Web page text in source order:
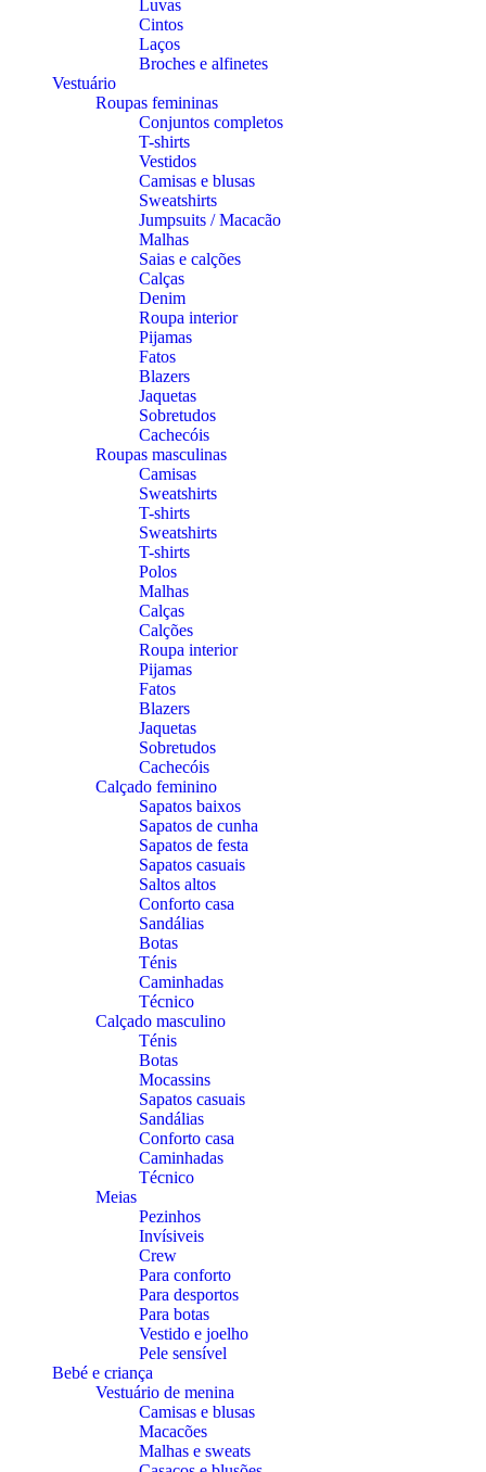
Luvas
Cintos
Laços
Broches e alfinetes
Vestuário
Roupas femininas
Conjuntos completos
T-shirts
Vestidos
Camisas e blusas
Sweatshirts
Jumpsuits / Macacão
Malhas
Saias e calções
Calças
Denim
Roupa interior
Pijamas
Fatos
Blazers
Jaquetas
Sobretudos
Cachecóis
Roupas masculinas
Camisas
Sweatshirts
T-shirts
Sweatshirts
T-shirts
Polos
Malhas
Calças
Calções
Roupa interior
Pijamas
Fatos
Blazers
Jaquetas
Sobretudos
Cachecóis
Calçado feminino
Sapatos baixos
Sapatos de cunha
Sapatos de festa
Sapatos casuais
Saltos altos
Conforto casa
Sandálias
Botas
Ténis
Caminhadas
Técnico
Calçado masculino
Ténis
Botas
Mocassins
Sapatos casuais
Sandálias
Conforto casa
Caminhadas
Técnico
Meias
Pezinhos
Invísiveis
Crew
Para conforto
Para desportos
Para botas
Vestido e joelho
Pele sensível
Bebé e criança
Vestuário de menina
Camisas e blusas
Macacões
Malhas e sweats